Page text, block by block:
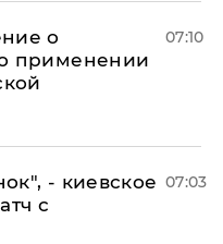
о
применении
07:10
- киевское
с
07:03